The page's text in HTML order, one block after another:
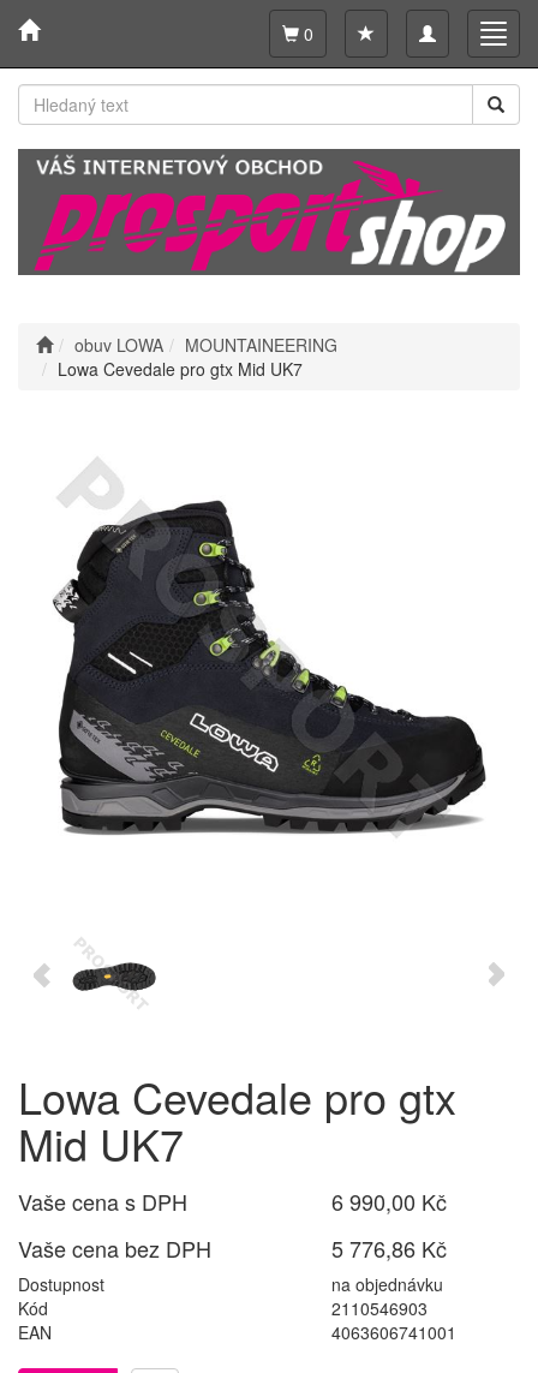
Toggle
navigation
0
obuv LOWA
MOUNTAINEERING
Lowa Cevedale pro gtx Mid UK7
Lowa Cevedale pro gtx
Mid UK7
Vaše cena s DPH
6 990,00 Kč
Vaše cena bez DPH
5 776,86 Kč
Dostupnost
na objednávku
Kód
2110546903
EAN
4063606741001